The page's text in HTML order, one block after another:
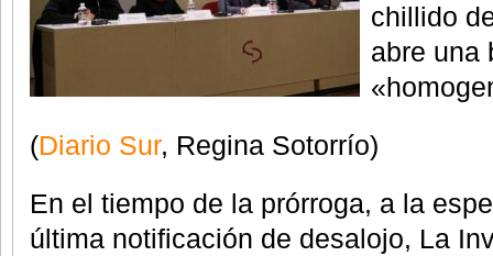
chillido
abre una
(Diario Sur, Regina Sotorrío)
En el tiempo de la prórroga, a la
última notificación de desalojo, La